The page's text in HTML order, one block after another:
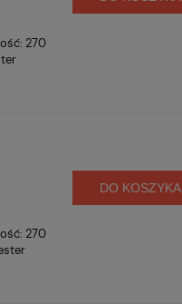
270
270
DO KOSZYKA